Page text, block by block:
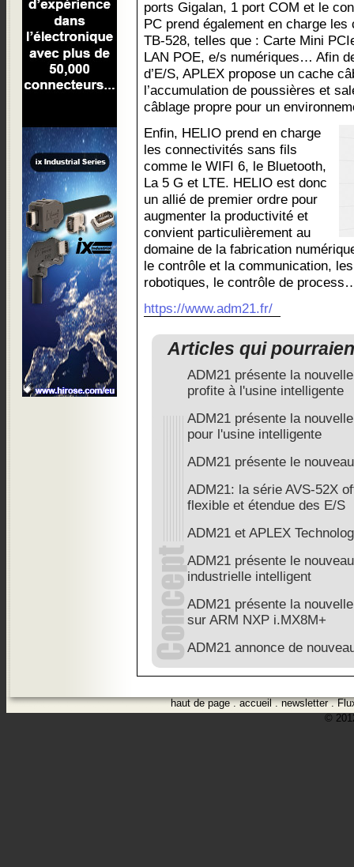
ports Gigalan, 1 port COM et le
PC prend également en charge
TB-528, telles que : Carte Mini
LAN POE, e/s numériques… Afin
d’E/S, APLEX propose un cache
l’accumulation de poussières et
câblage propre pour un
Enfin, HELIO prend en charge
les connectivités sans fils
comme le WIFI 6, le Bluetooth,
La 5 G et LTE. HELIO est donc
un allié de premier ordre pour
augmenter la productivité et
convient particulièrement au
domaine de la fabrication
le contrôle et la communication,
robotiques, le contrôle de
https://www.adm21.fr/
Articles qui
ADM21 présente la
profite à l'usine intelligente
ADM21 présente la
pour l'usine intelligente
ADM21 présente le
ADM21: la série AVS-52X
flexible et étendue des E/S
ADM21 et APLEX
ADM21 présente le
industrielle intelligent
ADM21 présente la
sur ARM NXP i.MX8M+
ADM21 annonce de
haut de page.accueil.newsletter.
©